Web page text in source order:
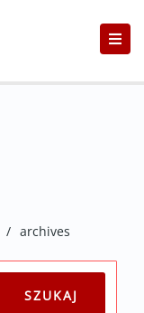
/ archives